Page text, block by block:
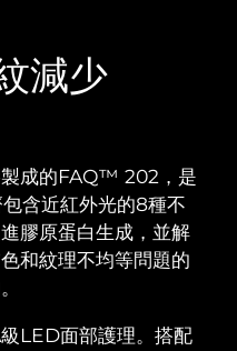
減少
製成的FAQ™ 202，是
含近紅外光的8種不
膠原蛋白生成，並解
和紋理不均等問題的
LED面部護理。搭配
on-the-go
口腔護理
預計送達日期
8/8/26
預計送達日期8/14/26
預計送達日期8/11/26